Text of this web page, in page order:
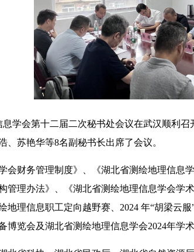
学会第十二届二次秘书处会议在武汉顺利
苏艳华等8名副秘书长出席了会议。
会财务管理制度》、《湖北省测绘地理信息
管理办法》、《湖北省测绘地理信息学会学
地理信息职工定向越野赛、2024 年“胡梁云
览会及湖北省测绘地理信息学会2024年学